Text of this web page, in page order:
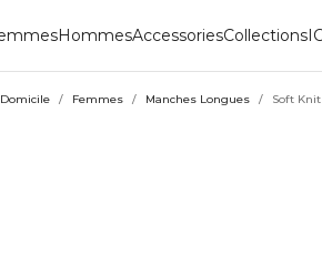
HommesAccessoriesCollections
Domicile / Femmes / Manches Longues / Soft